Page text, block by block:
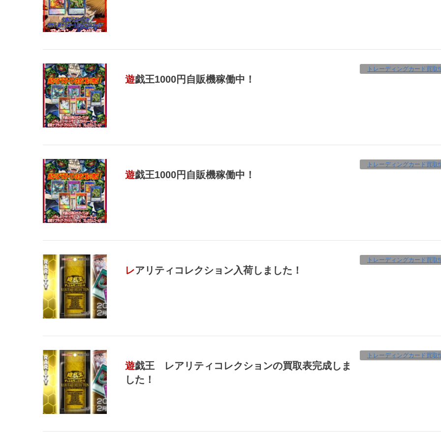
トレーディングカード買取
遊戯王1000円自販機稼働中！
トレーディングカード買取
遊戯王1000円自販機稼働中！
トレーディングカード買取
レアリティコレクション入荷しました！
トレーディングカード買取
遊戯王 レアリティコレクションの買取表完成しま
した！